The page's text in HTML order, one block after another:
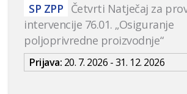
SP ZPP Četvrti Natječaj za
intervencije 76.01. „Osiguranje
poljoprivredne proizvodnje“
Prijava: 20. 7. 2026 - 31. 12. 2026